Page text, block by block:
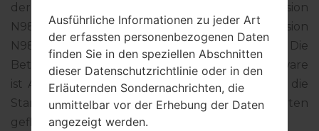
der PDA-Version N986BXXS3EVB1 und CSC-Version
N986BOXM3EVA9, MODEM-Version
N986BXXU3EVA9 geliefert. Die
Betriebssystemversion der angegebenen Firmware
ist Android S 12. Detalierte Anleitung, wie man die
Standart - Firmware auf Samsung-Geräten
geflascht wird,gibt es hier
Ausführliche Informationen zu jeder Art
der erfassten personenbezogenen Daten
finden Sie in den speziellen Abschnitten
dieser Datenschutzrichtlinie oder in den
Erläuternden Sondernachrichten, die
unmittelbar vor der Erhebung der Daten
angezeigt werden.